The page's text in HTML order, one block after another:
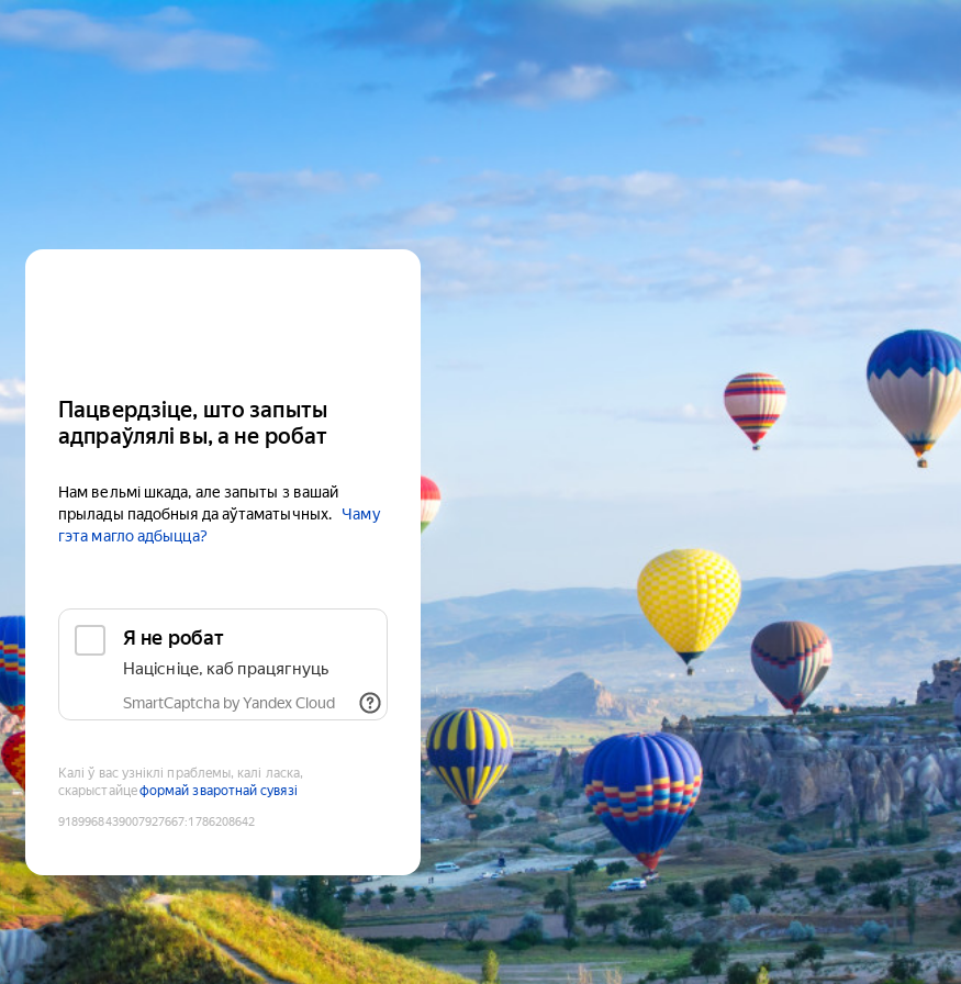
Пацвердзіце, што запыты
адпраўлялі вы, а не робат
Нам вельмі шкада, але запыты з вашай
прылады падобныя да аўтаматычных.
Чаму
гэта магло адбыцца?
Я не робат
Націсніце, каб працягнуць
SmartCaptcha by Yandex Cloud
Калі ў вас узніклі праблемы, калі ласка,
скарыстайцеформай зваротнай сувязі
9189968439007927667:1786208642